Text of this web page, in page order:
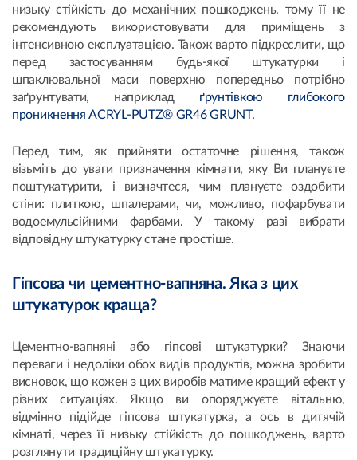
низьку стійкість до механічних пошкоджень, тому її не
рекомендують використовувати для приміщень з
інтенсивною експлуатацією. Також варто підкреслити, що
перед застосуванням будь-якої штукатурки і
шпаклювальної маси поверхню попередньо потрібно
заґрунтувати, наприклад ґрунтівкою глибокого
проникнення ACRYL-PUTZ® GR46 GRUNT.
Перед тим, як прийняти остаточне рішення, також
візьміть до уваги призначення кімнати, яку Ви плануєте
поштукатурити, і визначтеся, чим плануєте оздобити
стіни: плиткою, шпалерами, чи, можливо, пофарбувати
водоемульсійними фарбами. У такому разі вибрати
відповідну штукатурку стане простіше.
Гіпсова чи цементно-вапняна. Яка з цих
штукатурок краща?
Цементно-вапняні або гіпсові штукатурки? Знаючи
переваги і недоліки обох видів продуктів, можна зробити
висновок, що кожен з цих виробів матиме кращий ефект у
різних ситуаціях. Якщо ви опоряджуєте вітальню,
відмінно підійде гіпсова штукатурка, а ось в дитячій
кімнаті, через її низьку стійкість до пошкоджень, варто
розглянути традиційну штукатурку.